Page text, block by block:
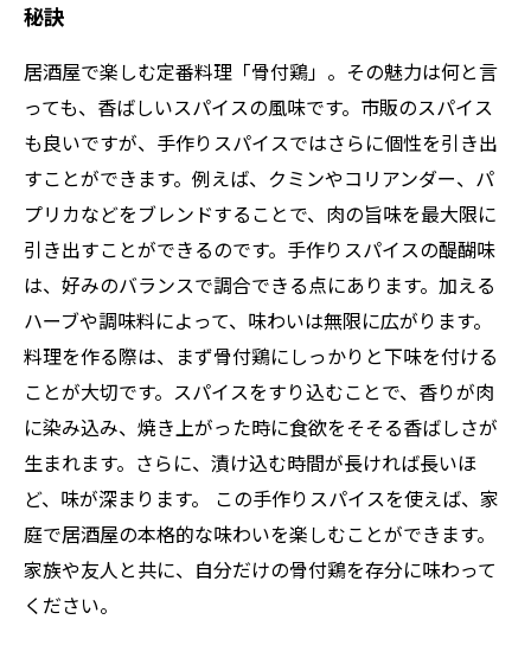
秘訣
居酒屋で楽しむ定番料理「骨付鶏」。その魅力は何と言
っても、香ばしいスパイスの風味です。市販のスパイス
も良いですが、手作りスパイスではさらに個性を引き出
すことができます。例えば、クミンやコリアンダー、パ
プリカなどをブレンドすることで、肉の旨味を最大限に
引き出すことができるのです。手作りスパイスの醍醐味
は、好みのバランスで調合できる点にあります。加える
ハーブや調味料によって、味わいは無限に広がります。
料理を作る際は、まず骨付鶏にしっかりと下味を付ける
ことが大切です。スパイスをすり込むことで、香りが肉
に染み込み、焼き上がった時に食欲をそそる香ばしさが
生まれます。さらに、漬け込む時間が長ければ長いほ
ど、味が深まります。 この手作りスパイスを使えば、家
庭で居酒屋の本格的な味わいを楽しむことができます。
家族や友人と共に、自分だけの骨付鶏を存分に味わって
ください。